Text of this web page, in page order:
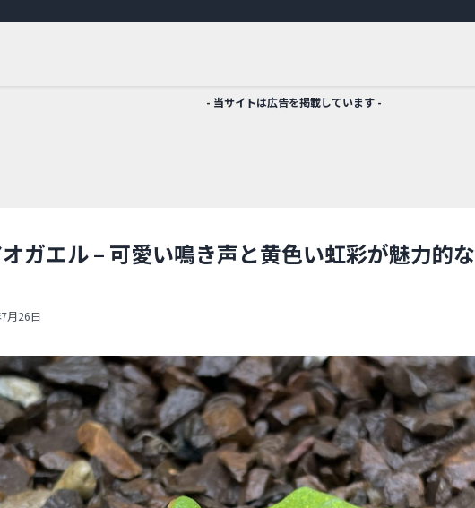
- 当サイトは広告を掲載しています -
ガエル – 可愛い鳴き声と黄色い虹彩が魅力的な
月26日